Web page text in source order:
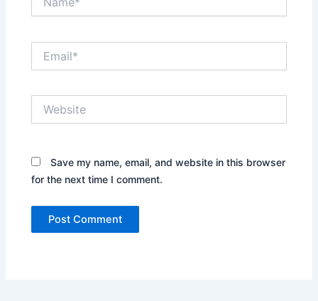
Save my name, email, and website in this browser
for the next time I comment.